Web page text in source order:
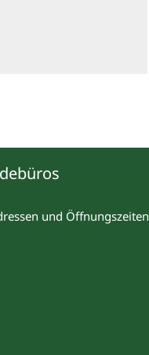
und Öffnungszeiten